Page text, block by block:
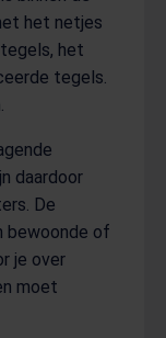
het netjes
het
tegels.
daardoor
De
bewoonde of
je over
moet